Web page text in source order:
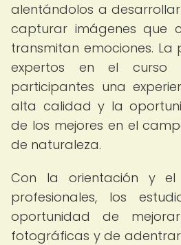
alentándolos a
capturar imágenes que
transmitan emociones. La
expertos en el curso
participantes una
alta calidad y la
de los mejores en el
de naturaleza.
Con la orientación y
profesionales, los
oportunidad de
fotográficas y de